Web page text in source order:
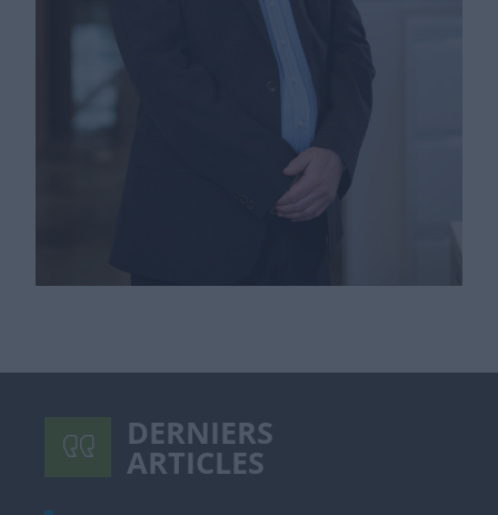
DERNIERS
ARTICLES